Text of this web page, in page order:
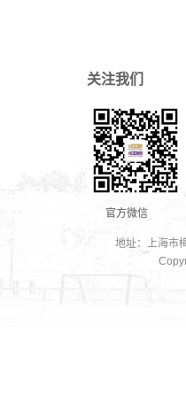
关注我们
官方微信
地址：上海